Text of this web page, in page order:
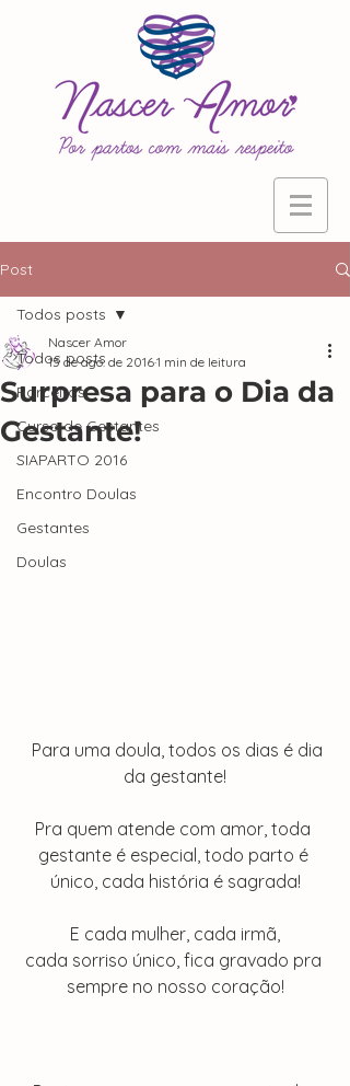
Post
Todos posts
Parceiras
Curso de Gestantes
SIAPARTO 2016
Encontro Doulas
Gestantes
Doulas
Todos posts
Surpresa para o Dia da
Gestante!
Nascer Amor
15 de ago. de 20161 min de leitura
da gestante!
Pra quem atende com amor, toda
gestante é especial, todo parto é
único, cada história é sagrada!
E cada mulher, cada irmã,
cada sorriso único, fica gravado pra
sempre no nosso coração!